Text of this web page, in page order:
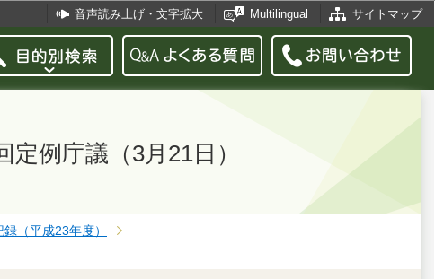
音声読み上げ・文字拡大 Multilingual サイトマップ
例庁議（3月21日）
（平成23年度）